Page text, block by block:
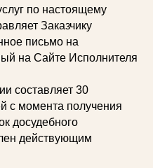
по настоящему
Заказчику
письмо на
на Сайте Исполнителя
составляет 30
с момента получения
досудебного
действующим